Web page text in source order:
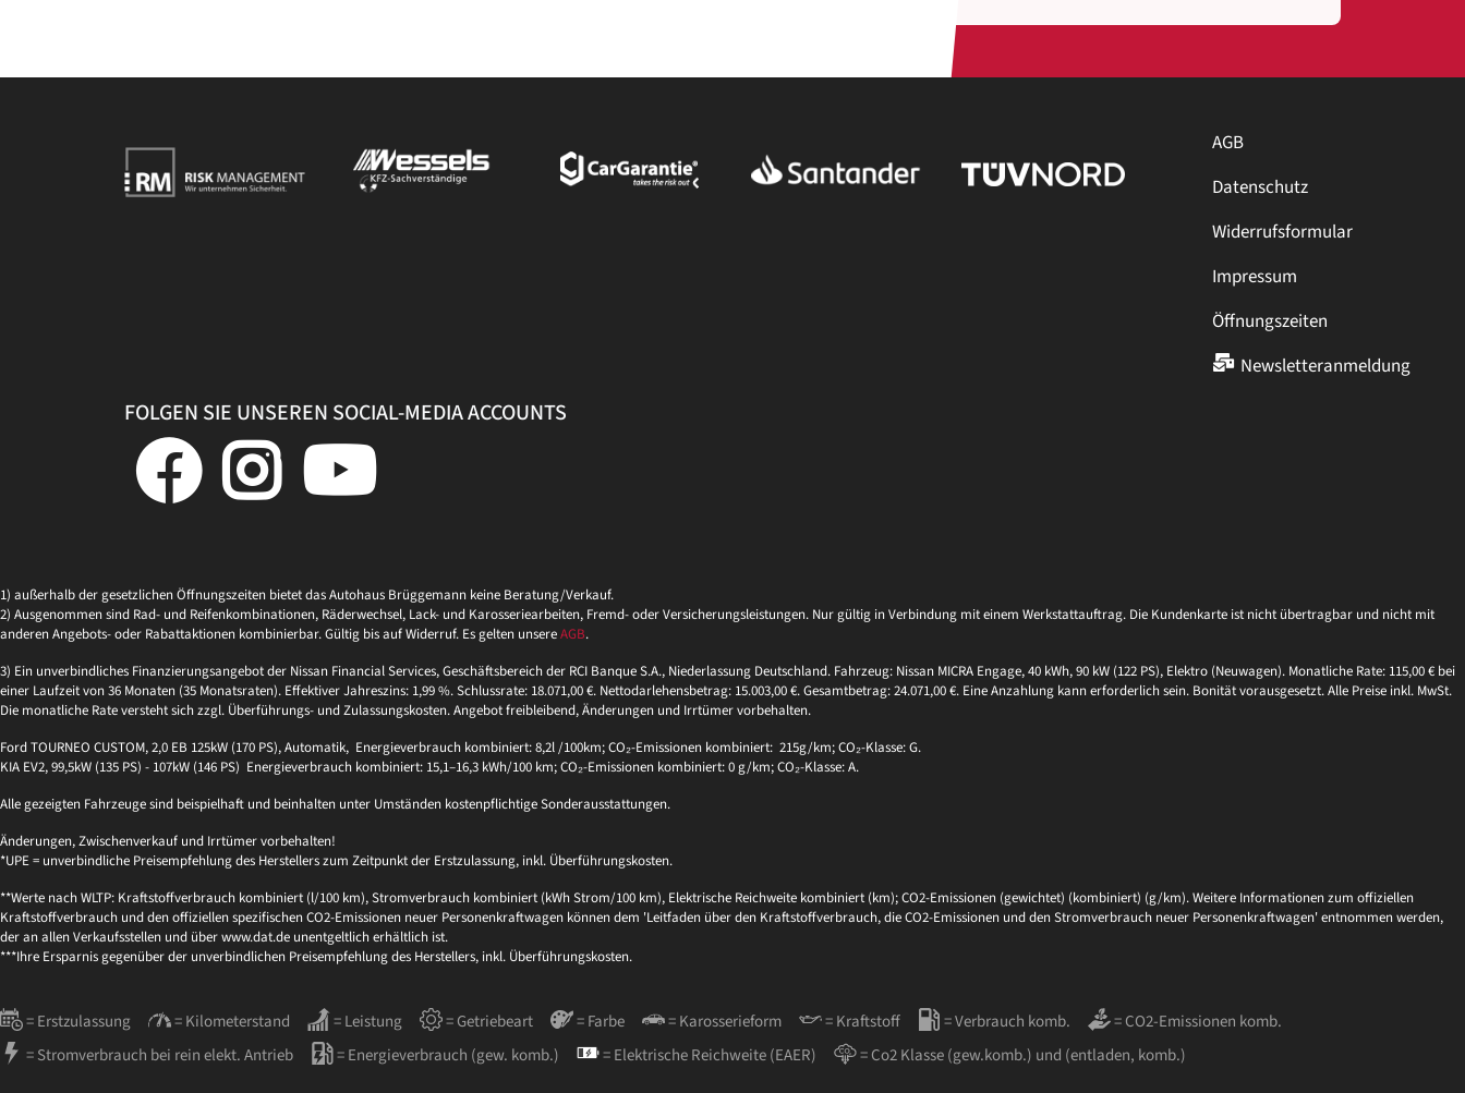
AGB
Datenschutz
Widerrufsformular
Impressum
Öffnungszeiten
Newsletteranmeldung
FOLGEN SIE UNSEREN SOCIAL-MEDIA ACCOUNTS
1) außerhalb der gesetzlichen Öffnungszeiten bietet das Autohaus Brüggemann keine Beratung/Verkauf.
2) Ausgenommen sind Rad- und Reifenkombinationen, Räderwechsel, Lack- und Karosseriearbeiten, Fremd- oder Versicherungsleistungen. Nur gültig in Verbindung mit einem Werkstattauftrag. Die Kundenkarte ist nicht übertragbar und nicht mit
anderen Angebots- oder Rabattaktionen kombinierbar. Gültig bis auf Widerruf. Es gelten unsereAGB.
3) Ein unverbindliches Finanzierungsangebot der Nissan Financial Services, Geschäftsbereich der RCI Banque S.A., Niederlassung Deutschland. Fahrzeug: Nissan MICRA Engage, 40 kWh, 90 kW (122 PS), Elektro (Neuwagen). Monatliche Rate: 115,00 € bei
einer Laufzeit von 36 Monaten (35 Monatsraten). Effektiver Jahreszins: 1,99 %. Schlussrate: 18.071,00 €. Nettodarlehensbetrag: 15.003,00 €. Gesamtbetrag: 24.071,00 €. Eine Anzahlung kann erforderlich sein. Bonität vorausgesetzt. Alle Preise inkl. MwSt.
Die monatliche Rate versteht sich zzgl. Überführungs- und Zulassungskosten. Angebot freibleibend, Änderungen und Irrtümer vorbehalten.
Ford TOURNEO CUSTOM, 2,0 EB 125kW (170 PS), Automatik, Energieverbrauch kombiniert: 8,2l /100km; CO₂-Emissionen kombiniert: 215g/km; CO₂-Klasse: G.
KIA EV2, 99,5kW (135 PS) - 107kW (146 PS) Energieverbrauch kombiniert: 15,1–16,3 kWh/100 km; CO₂-Emissionen kombiniert: 0 g/km; CO₂-Klasse: A.
Alle gezeigten Fahrzeuge sind beispielhaft und beinhalten unter Umständen kostenpflichtige Sonderausstattungen.
Änderungen, Zwischenverkauf und Irrtümer vorbehalten!
*UPE = unverbindliche Preisempfehlung des Herstellers zum Zeitpunkt der Erstzulassung, inkl. Überführungskosten.
**Werte nach WLTP: Kraftstoffverbrauch kombiniert (l/100 km), Stromverbrauch kombiniert (kWh Strom/100 km), Elektrische Reichweite kombiniert (km); CO2-Emissionen (gewichtet) (kombiniert) (g/km). Weitere Informationen zum offiziellen
Kraftstoffverbrauch und den offiziellen spezifischen CO2-Emissionen neuer Personenkraftwagen können dem 'Leitfaden über den Kraftstoffverbrauch, die CO2-Emissionen und den Stromverbrauch neuer Personenkraftwagen' entnommen werden,
der an allen Verkaufsstellen und über www.dat.de unentgeltlich erhältlich ist.
***Ihre Ersparnis gegenüber der unverbindlichen Preisempfehlung des Herstellers, inkl. Überführungskosten.
= Erstzulassung = Kilometerstand = Leistung = Getriebeart = Farbe = Karosserieform = Kraftstoff = Verbrauch komb.
= CO2-Emissionen komb.
= Stromverbrauch bei rein elekt. Antrieb
= Energieverbrauch (gew. komb.) = Elektrische Reichweite (EAER) = Co2 Klasse (gew.komb.) und (entladen, komb.)